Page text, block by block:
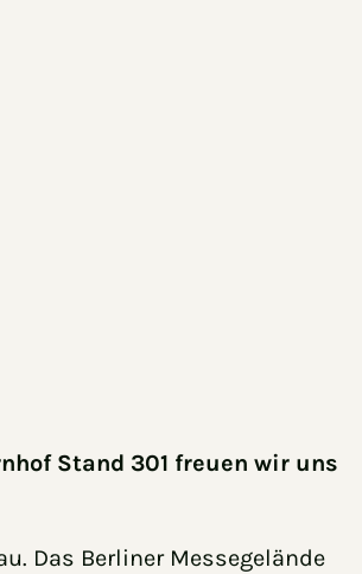
Stand 301 freuen wir uns
Das Berliner Messegelände